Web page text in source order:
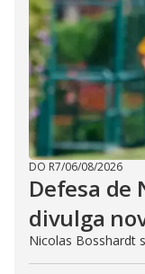
DO R7/06/08/2026
Defesa de
divulga
Nicolas Bosshardt